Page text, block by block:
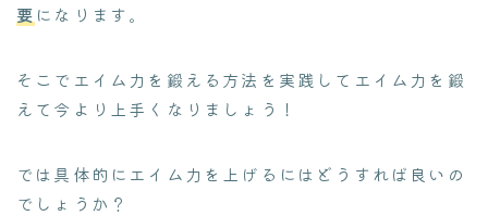
要 になります。
そこでエイム力を鍛える方法を実践してエイム力を鍛
えて今より上手くなりましょう！
では具体的にエイム力を上げるにはどうすれば良いの
でしょうか？